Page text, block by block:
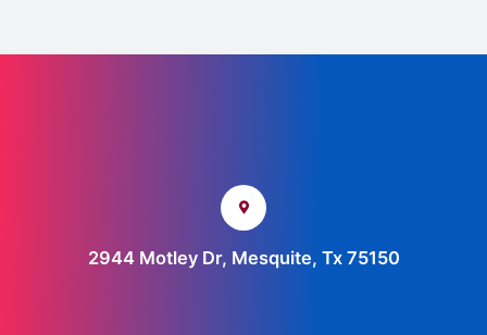
2944 Motley Dr, Mesquite, Tx 75150